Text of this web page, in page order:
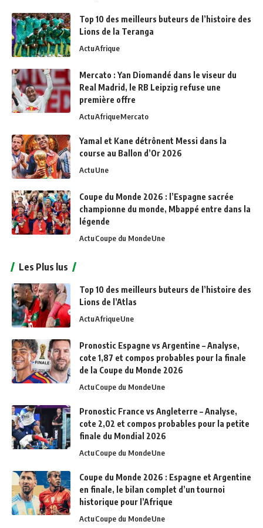
Top 10 des meilleurs buteurs de l’histoire des
Lions de la Teranga
ActuAfrique
Mercato : Yan Diomandé dans le viseur du
Real Madrid, le RB Leipzig refuse une
première offre
ActuAfriqueMercato
Yamal et Kane détrônent Messi dans la
course au Ballon d’Or 2026
ActuUne
Coupe du Monde 2026 : l’Espagne sacrée
championne du monde, Mbappé entre dans la
légende
ActuCoupe du MondeUne
Les Plus lus
Top 10 des meilleurs buteurs de l’histoire des
Lions de l’Atlas
ActuAfriqueUne
Pronostic Espagne vs Argentine – Analyse,
cote 1,87 et compos probables pour la finale
de la Coupe du Monde 2026
ActuCoupe du MondeUne
Pronostic France vs Angleterre – Analyse,
cote 2,02 et compos probables pour la petite
finale du Mondial 2026
ActuCoupe du MondeUne
Coupe du Monde 2026 : Espagne et Argentine
en finale, le bilan complet d’un tournoi
historique pour l’Afrique
ActuCoupe du MondeUne